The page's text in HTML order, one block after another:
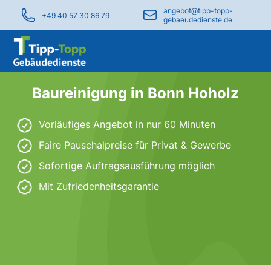
+49 40 57 30 86 79
angebot@tipp-topp-
gebaeudedienste.de
Baureinigung in Bonn Hoholz
Vorläufiges Angebot in nur 60 Minuten
Faire Pauschalpreise für Privat & Gewerbe
Sofortige Auftragsausführung möglich
Mit Zufriedenheitsgarantie